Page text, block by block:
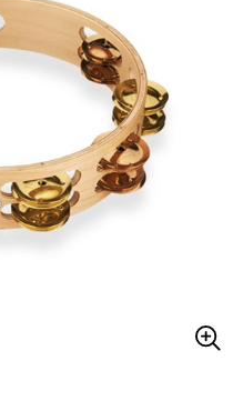
パーカッション
電子ピアノ
その他楽器